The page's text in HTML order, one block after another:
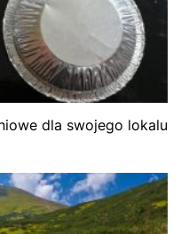
dla swojego lokalu